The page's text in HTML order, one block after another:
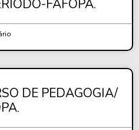
FAFOPA.
DE PEDAGOGIA/